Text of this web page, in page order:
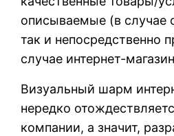
описываемые (в случае
так и непосредственно
случае интернет-
Визуальный шарм
нередко
компании, а значит,